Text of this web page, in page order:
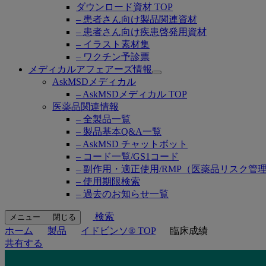
ダウンロード資材 TOP
– 患者さん向け製品関連資材
– 患者さん向け疾患啓発用資材
– イラスト素材集
– ワクチン予診票
メディカルアフェアーズ情報
Open
AskMSDメディカル
– AskMSDメディカル TOP
医薬品関連情報
– 全製品一覧
– 製品基本Q&A一覧
– AskMSD チャットボット
– コード一覧/GS1コード
– 副作用・適正使用/RMP（医薬品リスク管
– 使用期限検索
– 過去のお知らせ一覧
メニュー 閉じる
検索
ホーム
製品 イドビンソ® TOP
臨床成績
共有する